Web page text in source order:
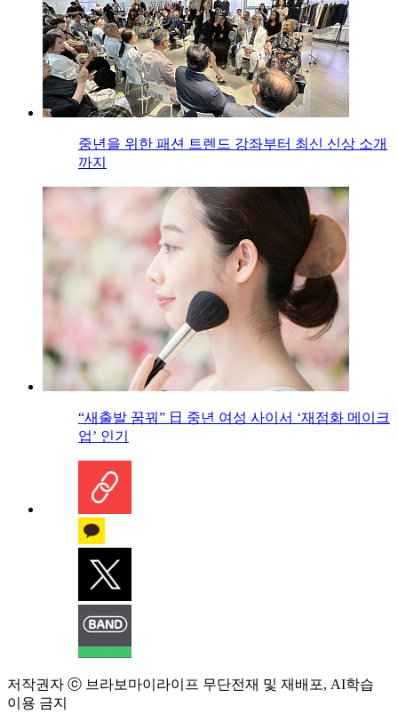
중년을 위한 패션 트렌드 강좌부터 최신 신상 소개
까지
“새출발 꿈꿔” 日 중년 여성 사이서 ‘재점화 메이크
업’ 인기
저작권자 ⓒ 브라보마이라이프 무단전재 및 재배포, AI학습
이용 금지